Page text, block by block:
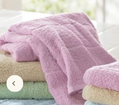
ジュニア・ティーンズ下着
メンズ下着
家電
キッチン・雑貨・日用品
寝具・インテリア・家具通販す
家具・収納
寝具・ベッド
カーテン・ラグ・ファブリック
美容・健康
美容・健康通販すべて
美容・健康・サプリメント
制服・スクール
制服・スクールすべて
制服・学生服
大きいサイズ
大きいサイズ通販すべて
バーゲン
キッチン・雑貨・日用品
家具・収納
寝具・ベッド
カーテン・ラグ・ファブリック
美容・健康通販すべて
美容・健康・サプリメント
制服・スクール
制服・スクールすべて
制服・学生服
ジュニア・ティーンズ下着
大きいサイズ
大きいサイズ通販すべて
大きいサイズ レディース服
バーゲン
バーゲンセール
詳細検索